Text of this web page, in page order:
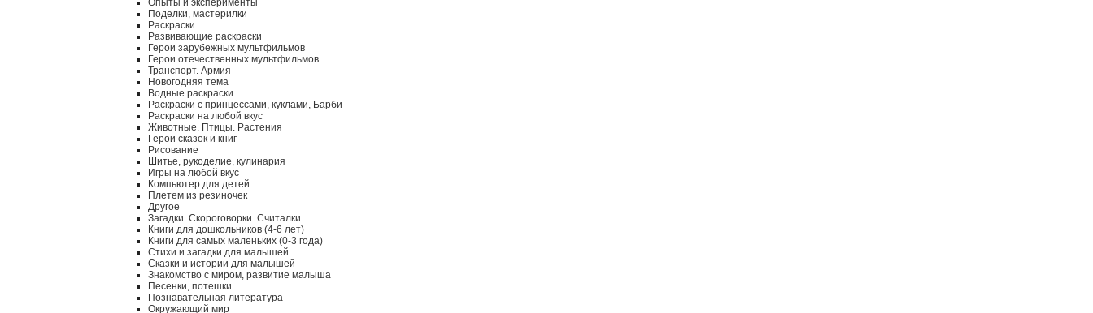
Опыты и эксперименты
Поделки, мастерилки
Раскраски
Развивающие раскраски
Герои зарубежных мультфильмов
Герои отечественных мультфильмов
Транспорт. Армия
Новогодняя тема
Водные раскраски
Раскраски с принцессами, куклами, Барби
Раскраски на любой вкус
Животные. Птицы. Растения
Герои сказок и книг
Рисование
Шитье, рукоделие, кулинария
Игры на любой вкус
Компьютер для детей
Плетем из резиночек
Другое
Загадки. Скороговорки. Считалки
Книги для дошкольников (4-6 лет)
Книги для самых маленьких (0-3 года)
Стихи и загадки для малышей
Сказки и истории для малышей
Знакомство с миром, развитие малыша
Песенки, потешки
Познавательная литература
Окружающий мир